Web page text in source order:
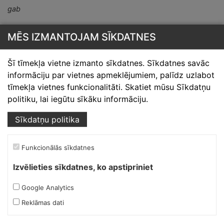
gab
Skārdnieks M
Ofiss, ražošana, noliktava.
Priekuļi, Cēsu novads.
Mob.: +37126317230
skardnieksm@skardnieciba.lv
MĒS IZMANTOJAM SĪKDATNES
Šī tīmekļa vietne izmanto sīkdatnes. Sīkdatnes savāc
informāciju par vietnes apmeklējumiem, palīdz uzlabot
tīmekļa vietnes funkcionalitāti. Skatiet mūsu Sīkdatņu
politiku, lai iegūtu sīkāku informāciju.
Sīkdatņu politika
Funkcionālās sīkdatnes
Izvēlieties sīkdatnes, ko apstipriniet
Google Analytics
Reklāmas dati